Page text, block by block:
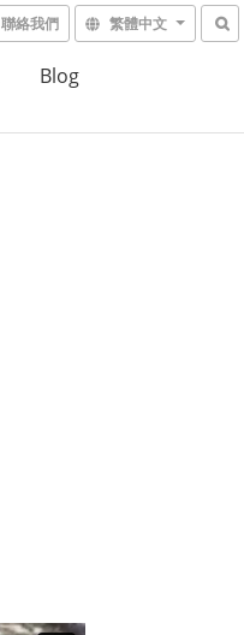
聯絡我們 繁體中文
Blog